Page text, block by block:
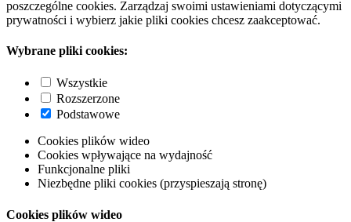
poszczególne cookies. Zarządzaj swoimi ustawieniami dotyczącymi
prywatności i wybierz jakie pliki cookies chcesz zaakceptować.
Wybrane pliki cookies:
Wszystkie
Rozszerzone
Podstawowe
Cookies plików wideo
Cookies wpływające na wydajność
Funkcjonalne pliki
Niezbędne pliki cookies (przyspieszają stronę)
Cookies plików wideo